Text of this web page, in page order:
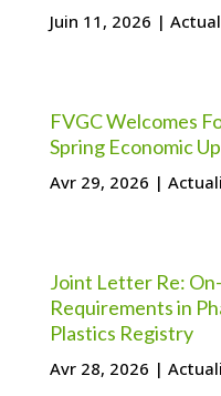
Juin 11, 2026 |
FVGC Welcomes
Spring Economic
Avr 29, 2026 |
Joint Letter Re:
Requirements in
Plastics Registry
Avr 28, 2026 |